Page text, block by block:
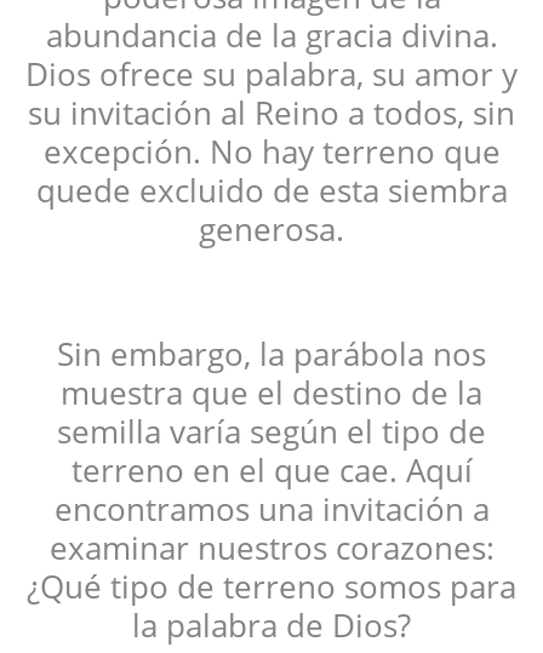
abundancia de la gracia divina.
Dios ofrece su palabra, su amor y
su invitación al Reino a todos, sin
excepción. No hay terreno que
quede excluido de esta siembra
generosa.
Sin embargo, la parábola nos
muestra que el destino de la
semilla varía según el tipo de
terreno en el que cae. Aquí
encontramos una invitación a
examinar nuestros corazones:
¿Qué tipo de terreno somos para
la palabra de Dios?